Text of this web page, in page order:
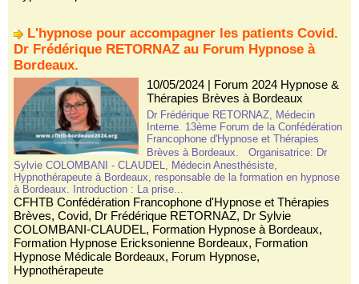
L'hypnose pour accompagner les patients Covid.
Dr Frédérique RETORNAZ au Forum Hypnose à
Bordeaux.
10/05/2024| Forum 2024 Hypnose &
Thérapies Brèves à Bordeaux
Dr Frédérique RETORNAZ, Médecin
Interne. 13ème Forum de la Confédération
Francophone d'Hypnose et Thérapies
Brèves à Bordeaux. Organisatrice: Dr
Sylvie COLOMBANI - CLAUDEL, Médecin Anesthésiste,
Hypnothérapeute à Bordeaux, responsable de la formation en hypnose
à Bordeaux. Introduction : La prise...
CFHTB Confédération Francophone d'Hypnose et Thérapies
Brèves, Covid, Dr Frédérique RETORNAZ, Dr Sylvie
COLOMBANI-CLAUDEL, Formation Hypnose à Bordeaux,
Formation Hypnose Ericksonienne Bordeaux, Formation
Hypnose Médicale Bordeaux, Forum Hypnose,
Hypnothérapeute